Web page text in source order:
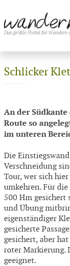
Schlicker
An der
Route so
im unteren
Die
Verschneidung
Tour, wer sich
umkehren. Für
500 Hm gesichert
und Übung
eigenständiger
gesicherte
gesichert, aber
roter Markierung.
geeignet.